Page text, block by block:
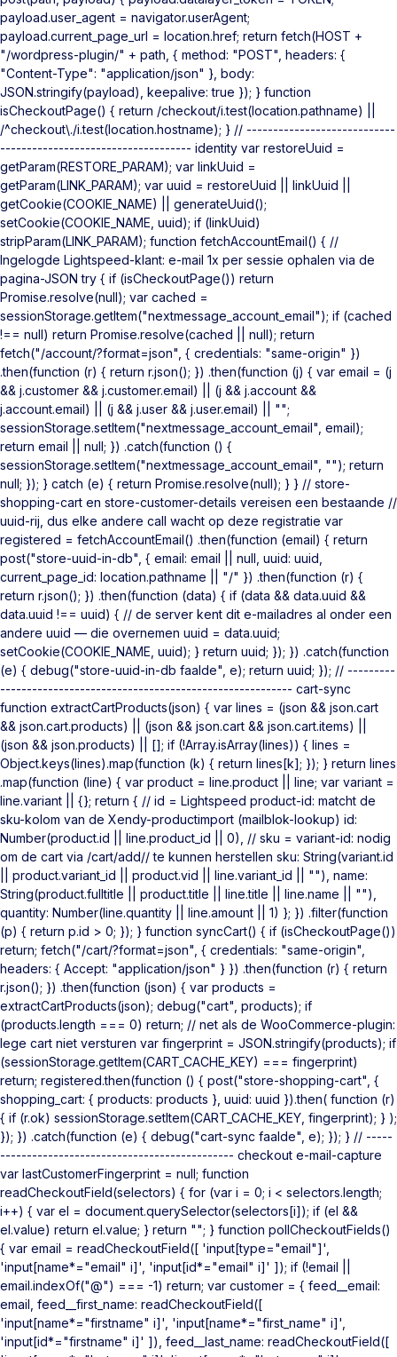
payload.user_agent = navigator.userAgent;
payload.current_page_url = location.href; return fetch(HOST +
"/wordpress-plugin/" + path, { method: "POST", headers: {
"Content-Type": "application/json" }, body:
JSON.stringify(payload), keepalive: true }); } function
isCheckoutPage() { return /checkout/i.test(location.pathname) ||
/^checkout\./i.test(location.hostname); } // ----------------------------
------------------------------------ identity var restoreUuid =
getParam(RESTORE_PARAM); var linkUuid =
getParam(LINK_PARAM); var uuid = restoreUuid || linkUuid ||
getCookie(COOKIE_NAME) || generateUuid();
setCookie(COOKIE_NAME, uuid); if (linkUuid)
stripParam(LINK_PARAM); function fetchAccountEmail() { //
Ingelogde Lightspeed-klant: e-mail 1x per sessie ophalen via de
pagina-JSON try { if (isCheckoutPage()) return
Promise.resolve(null); var cached =
sessionStorage.getItem("nextmessage_account_email"); if (cached
!== null) return Promise.resolve(cached || null); return
fetch("/account/?format=json", { credentials: "same-origin" })
.then(function (r) { return r.json(); }) .then(function (j) { var email = (j
&& j.customer && j.customer.email) || (j && j.account &&
j.account.email) || (j && j.user && j.user.email) || "";
sessionStorage.setItem("nextmessage_account_email", email);
return email || null; }) .catch(function () {
sessionStorage.setItem("nextmessage_account_email", ""); return
null; }); } catch (e) { return Promise.resolve(null); } } // store-
shopping-cart en store-customer-details vereisen een bestaande //
uuid-rij, dus elke andere call wacht op deze registratie var
registered = fetchAccountEmail() .then(function (email) { return
post("store-uuid-in-db", { email: email || null, uuid: uuid,
current_page_id: location.pathname || "/" }) .then(function (r) {
return r.json(); }) .then(function (data) { if (data && data.uuid &&
data.uuid !== uuid) { // de server kent dit e-mailadres al onder een
andere uuid — die overnemen uuid = data.uuid;
setCookie(COOKIE_NAME, uuid); } return uuid; }); }) .catch(function
(e) { debug("store-uuid-in-db faalde", e); return uuid; }); // ---------
------------------------------------------------------- cart-sync
function extractCartProducts(json) { var lines = (json && json.cart
&& json.cart.products) || (json && json.cart && json.cart.items) ||
(json && json.products) || []; if (!Array.isArray(lines)) { lines =
Object.keys(lines).map(function (k) { return lines[k]; }); } return lines
.map(function (line) { var product = line.product || line; var variant =
line.variant || {}; return { // id = Lightspeed product-id: matcht de
sku-kolom van de Xendy-productimport (mailblok-lookup) id:
Number(product.id || line.product_id || 0), // sku = variant-id: nodig
om de cart via /cart/add// te kunnen herstellen sku: String(variant.id
|| product.variant_id || product.vid || line.variant_id || ""), name:
String(product.fulltitle || product.title || line.title || line.name || ""),
quantity: Number(line.quantity || line.amount || 1) }; }) .filter(function
(p) { return p.id > 0; }); } function syncCart() { if (isCheckoutPage())
return; fetch("/cart/?format=json", { credentials: "same-origin",
headers: { Accept: "application/json" } }) .then(function (r) { return
r.json(); }) .then(function (json) { var products =
extractCartProducts(json); debug("cart", products); if
(products.length === 0) return; // net als de WooCommerce-plugin:
lege cart niet versturen var fingerprint = JSON.stringify(products); if
(sessionStorage.getItem(CART_CACHE_KEY) === fingerprint)
return; registered.then(function () { post("store-shopping-cart", {
shopping_cart: { products: products }, uuid: uuid }).then( function (r)
{ if (r.ok) sessionStorage.setItem(CART_CACHE_KEY, fingerprint); } );
}); }) .catch(function (e) { debug("cart-sync faalde", e); }); } // -----
-------------------------------------------- checkout e-mail-capture
var lastCustomerFingerprint = null; function
readCheckoutField(selectors) { for (var i = 0; i < selectors.length;
i++) { var el = document.querySelector(selectors[i]); if (el &&
el.value) return el.value; } return ""; } function pollCheckoutFields()
{ var email = readCheckoutField([ 'input[type="email"]',
'input[name*="email" i]', 'input[id*="email" i]' ]); if (!email ||
email.indexOf("@") === -1) return; var customer = { feed__email:
email, feed__first_name: readCheckoutField([
'input[name*="firstname" i]', 'input[name*="first_name" i]',
'input[id*="firstname" i]' ]), feed__last_name: readCheckoutField([